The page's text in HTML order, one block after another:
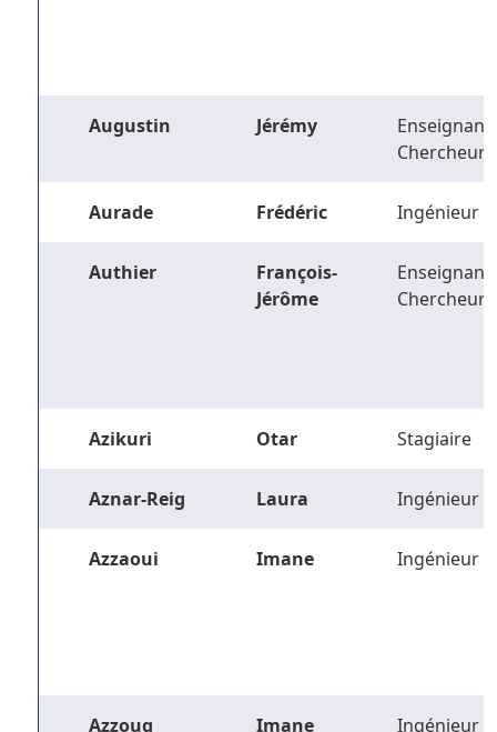
Augustin Jérémy
Enseignant-
Chercheur
Aurade Frédéric Ingénieur
Authier
François-
Jérôme
Enseignant-
Chercheur
Azikuri Otar Stagiaire
Aznar-Reig Laura Ingénieur
Azzaoui Imane Ingénieur
Azzoug Imane Ingénieur